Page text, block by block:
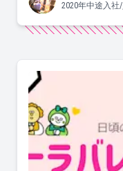
2020年中途入社